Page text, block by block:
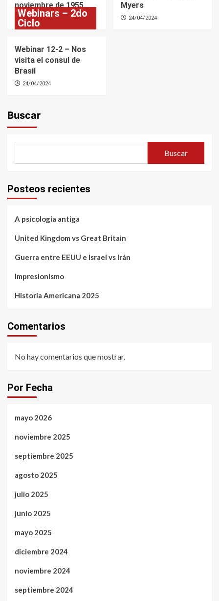
noviembre de 1955
24/04/2024
Myers
24/04/2024
Webinars – 2do
Ciclo
Webinar 12-2 – Nos
visita el consul de
Brasil
24/04/2024
Buscar
Buscar
Posteos recientes
A psicologia antiga
United Kingdom vs Great Britain
Guerra entre EEUU e Israel vs Irán
Impresionismo
Historia Americana 2025
Comentarios
No hay comentarios que mostrar.
Por Fecha
mayo 2026
noviembre 2025
septiembre 2025
agosto 2025
julio 2025
junio 2025
mayo 2025
diciembre 2024
noviembre 2024
septiembre 2024